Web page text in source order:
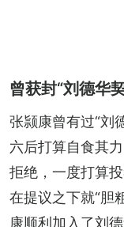
曾获封“刘德华
张颕康曾有过“刘
六后打算自食其
拒绝，一度打算
在提议之下就“胆
康顺利加入了刘